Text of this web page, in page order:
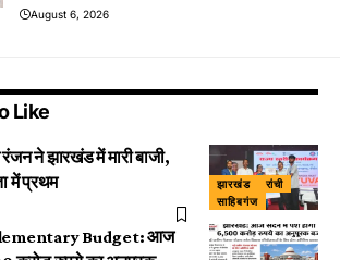
August 6, 2026
Like
झारखंड
रांची
साहिबगंज
ने झारखंड में मारी बाजी,
में प्रथम
Budget: आज